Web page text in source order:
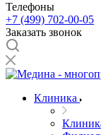
Телефоны
+7 (499) 702-00-05
Заказать звонок
Клиника